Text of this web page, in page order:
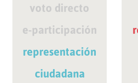
voto directo
e-participación
representación
ciudadana